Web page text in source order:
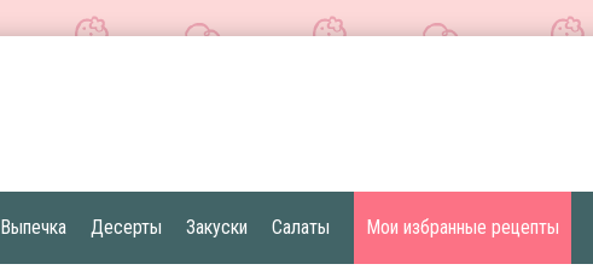
Выпечка Десерты Закуски Салаты Мои избранные рецепты